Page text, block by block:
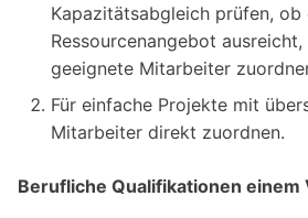
Kapazitätsabgleich prüfen, ob
Ressourcenangebot
geeignete Mitarbeiter
Für einfache Projekte mit
Mitarbeiter direkt zuordnen.
Berufliche Qualifikationen einem